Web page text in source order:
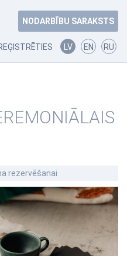
NODARBĪBU SARAKSTS
LV EN RU
rezervēšanai